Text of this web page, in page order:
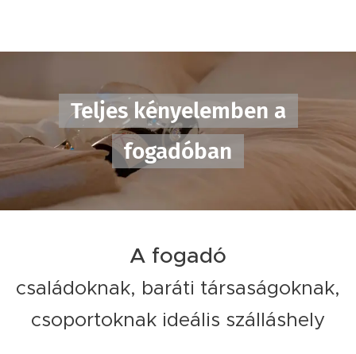
Teljes kényelemben a
fogadóban
A fogadó
családoknak, baráti társaságoknak,
csoportoknak ideális szálláshely